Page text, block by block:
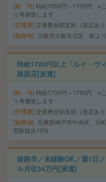
給 与 時給1550円～1700円 ※
り考慮致します
交通費 交通費全額支給（規定あり
勤務地 大阪府大阪市北区 駅よ
時給1700円以上「ルイ・
路面店[派遣]
給 与 時給1700円～1750円 ※
り考慮致します
交通費 交通費全額支給（規定あり
勤務地 兵庫県神戸市中央区 元
宮駅徒歩10分
姫路市／未経験OK／週1日
ル月収34万円[派遣]